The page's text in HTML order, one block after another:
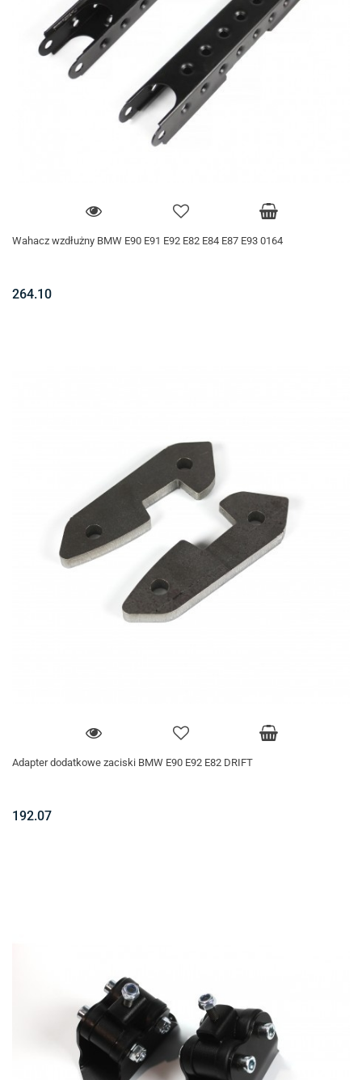
Wahacz wzdłużny BMW E90 E91 E92 E82 E84 E87 E93 0164
264.10
Adapter dodatkowe zaciski BMW E90 E92 E82 DRIFT
192.07